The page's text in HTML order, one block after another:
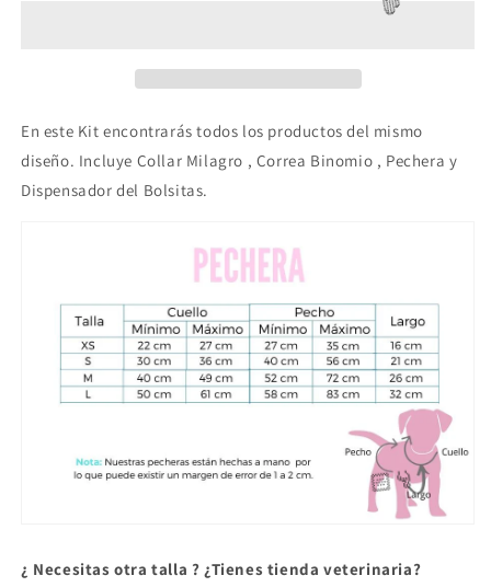
En este Kit encontrarás todos los productos del mismo
diseño. Incluye Collar Milagro , Correa Binomio , Pechera y
Dispensador del Bolsitas.
¿ Necesitas otra talla ? ¿Tienes tienda veterinaria?